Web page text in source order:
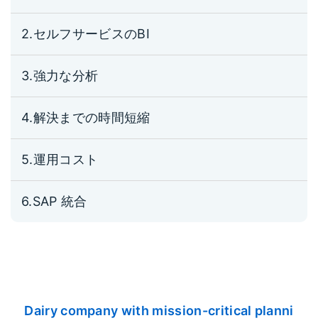
2.セルフサービスのBI
3.強力な分析
4.解決までの時間短縮
5.運用コスト
6.SAP 統合
Dairy company with mission-critical planni